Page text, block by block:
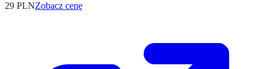
29 PLNZobacz cenę